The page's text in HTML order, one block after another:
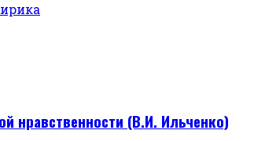
нравственности (В.И. Ильченко)